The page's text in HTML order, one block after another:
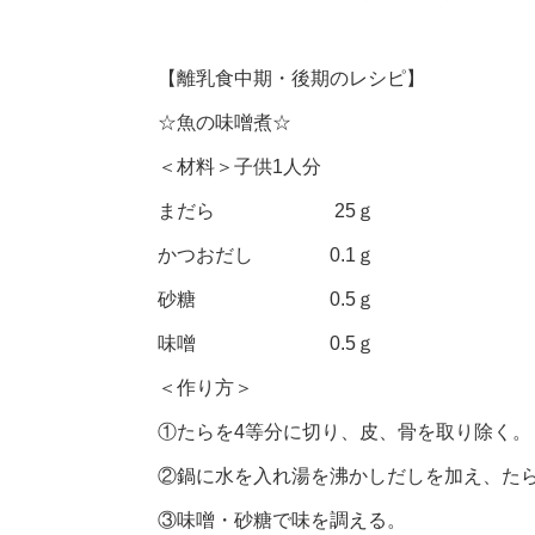
【離乳食中期・後期のレシピ】
☆魚の味噌煮☆
＜材料＞子供1人分
まだら 25ｇ
かつおだし 0.1ｇ
砂糖 0.5ｇ
味噌 0.5ｇ
＜作り方＞
①たらを4等分に切り、皮、骨を取り除く。
②鍋に水を入れ湯を沸かしだしを加え、たら
③味噌・砂糖で味を調える。